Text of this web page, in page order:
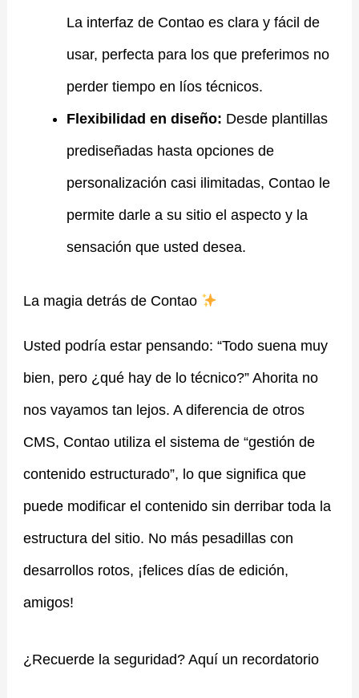
La interfaz de Contao es clara y fácil de
usar, perfecta para los que preferimos no
perder tiempo en líos técnicos.
Flexibilidad en diseño: Desde plantillas
prediseñadas hasta opciones de
personalización casi ilimitadas, Contao le
permite darle a su sitio el aspecto y la
sensación que usted desea.
La magia detrás de Contao
Usted podría estar pensando: “Todo suena muy
bien, pero ¿qué hay de lo técnico?” Ahorita no
nos vayamos tan lejos. A diferencia de otros
CMS, Contao utiliza el sistema de “gestión de
contenido estructurado”, lo que significa que
puede modificar el contenido sin derribar toda la
estructura del sitio. No más pesadillas con
desarrollos rotos, ¡felices días de edición,
amigos!
¿Recuerde la seguridad? Aquí un recordatorio